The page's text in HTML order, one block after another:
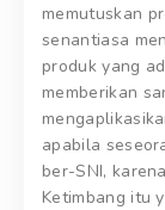
memutuskan
senantiasa
produk yang
memberikan
apabila
ber-SNI,
Ketimbang itu